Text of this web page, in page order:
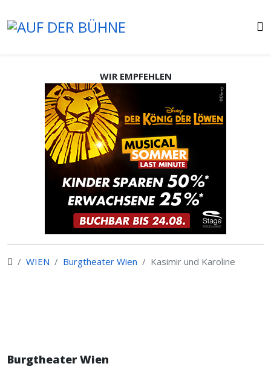
WIR EMPFEHLEN
WIEN Burgtheater Wien Kasimir und Karoline
Burgtheater Wien